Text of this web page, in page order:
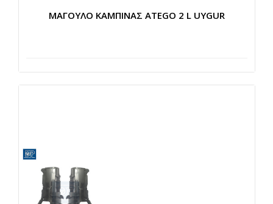
ΜΑΓΟΥΛΟ ΚΑΜΠΙΝΑΣ ATEGO 2 L UYGUR